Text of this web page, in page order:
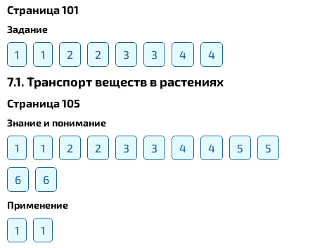
Страница 101
Задание
1 1 2 2 3 3 4 4
7.1. Транспорт веществ в растениях
Страница 105
Знание и понимание
1 1 2 2 3 3 4 4 5 5
6 6
Применение
1 1